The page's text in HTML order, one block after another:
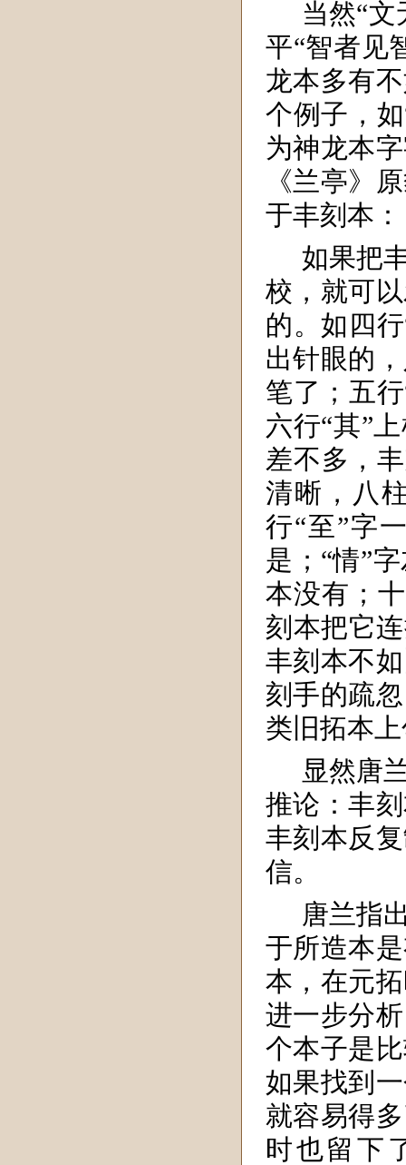
当然“
平“智者见
龙本多有
个例子，
为神龙本
《兰亭》
于丰刻本：
如果把
校，就可
的。如四
出针眼的
笔了；五
六行“其”
差不多，
清晰，八
行“至”字
是；“情”
本没有；
刻本把它
丰刻本不
刻手的疏
类旧拓本
显然唐
推论：丰
丰刻本反
信。
唐兰指
于所造本
本，在元
进一步分
个本子是
如果找到
就容易得
时也留下